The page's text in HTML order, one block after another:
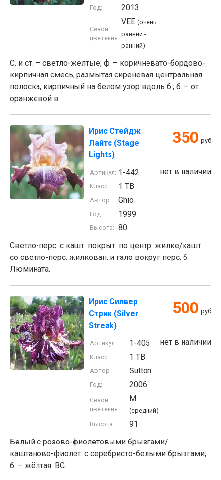
Год: 2013
Сезон
цветения:
VEE (очень
ранний -
ранний)
С. и ст. – светло-жёлтые; ф. – коричневато-бордово-
кирпичная смесь, размытая сиреневая центральная
полоска, кирпичный на белом узор вдоль б.; б. – от
оранжевой в
Ирис Стейдж
Лайтс (Stage
Lights)
350 руб
нет в наличии
Артикул: 1-442
Класс: 1 TB
Автор: Ghio
Год: 1999
Высота: 80
Светло-перс. с кашт. покрыт. по центр. жилке/кашт.
со светло-перс. жилкован. и гало вокруг перс. б.
Люмината.
Ирис Силвер
Стрик (Silver
Streak)
500 руб
нет в наличии
Артикул: 1-405
Класс: 1 TB
Автор: Sutton
Год: 2006
Сезон
цветения:
M
(средний)
Высота:
91
Белый с розово-фиолетовыми брызгами/
каштаново-фиолет. с серебристо-белыми брызгами;
б. – жёлтая. BC.